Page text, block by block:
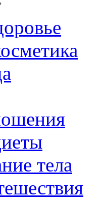
тела